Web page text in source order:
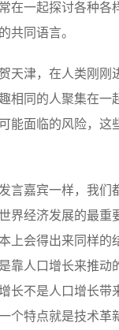
在一起探讨各种各
共同语言。
天津，在人类刚刚
相同的人聚集在一
能面临的风险，这
言嘉宾一样，我们
界经济发展的最
上会得出来同样的
靠人口增长来推动
长不是人口增长带
个特点就是技术革